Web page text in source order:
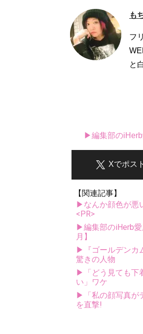
も
フ
と
▶編集部のiHerb
Xでポス
【関連記事】
▶なんか顔色が悪
<PR>
▶編集部のiHerb
月】
▶『ゴールデンカ
驚きの人物
▶「どう見ても下
い」ワケ
▶「私の顔写真が
を直撃!